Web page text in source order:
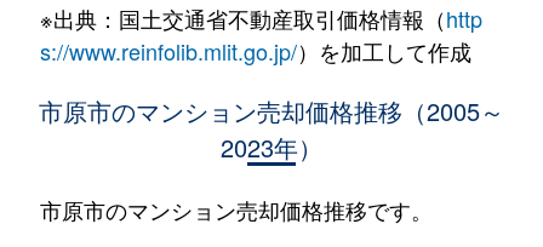
姉崎
1,200万円 姉ケ崎
徒歩26分
1,400万円
大厩
400万円 八幡宿
※出典：国土交通省不動産取引価格情報（http
s://www.reinfolib.mlit.go.jp/）を加工して作成
市原市のマンション売却価格推移（2005～
2023年）
市原市のマンション売却価格推移です。